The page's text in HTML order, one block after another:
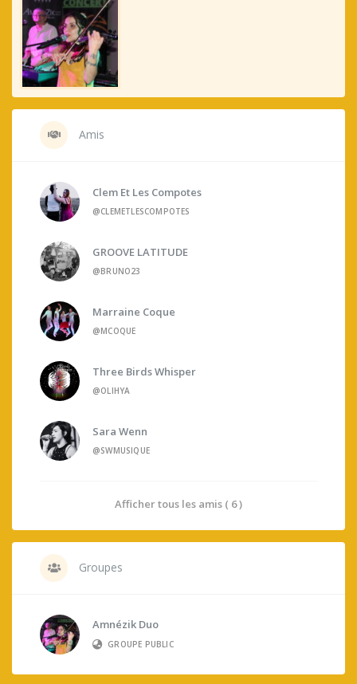
Amis
Clem Et Les Compotes
@CLEMETLESCOMPOTES
GROOVE LATITUDE
@BRUNO23
Marraine Coque
@MCOQUE
Three Birds Whisper
@OLIHYA
Sara Wenn
@SWMUSIQUE
Afficher tous les amis ( 6 )
Groupes
Amnézik Duo
GROUPE PUBLIC